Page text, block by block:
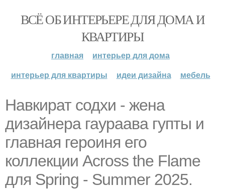
ВСЁ ОБ ИНТЕРЬЕРЕ ДЛЯ ДОМА И
КВАРТИРЫ
главная
интерьер для дома
интерьер для квартиры
идеи дизайна мебель
Навкират содхи - жена
дизайнера гаураава гупты и
главная героиня его
коллекции Across the Flame
для Spring - Summer 2025.